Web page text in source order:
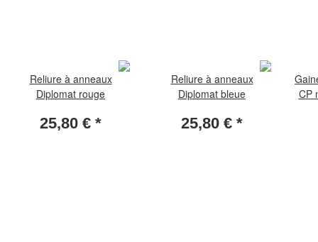
Reliure à anneaux
Diplomat rouge
25,80 € *
Reliure à anneaux
Diplomat bleue
25,80 € *
CP